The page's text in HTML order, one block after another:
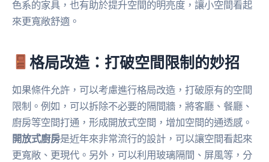
色系的家具，也有助於提升空間的明亮度，讓小空間看起
來更寬敞舒適。
格局改造：打破空間限制的妙招
如果條件允許，可以考慮進行格局改造，打破原有的空間
限制。例如，可以拆除不必要的隔間牆，將客廳、餐廳、
廚房等空間打通，形成開放式空間，增加空間的通透感。
開放式廚房是近年來非常流行的設計，可以讓空間看起來
更寬敞、更現代。另外，可以利用玻璃隔間、屏風等，分